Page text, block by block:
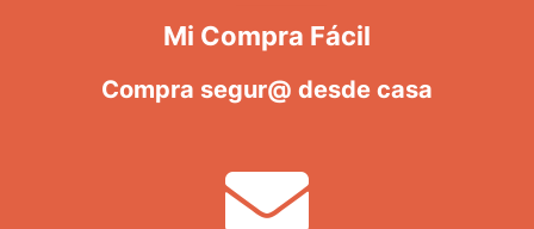
Mi Compra Fácil
Compra segur@ desde casa